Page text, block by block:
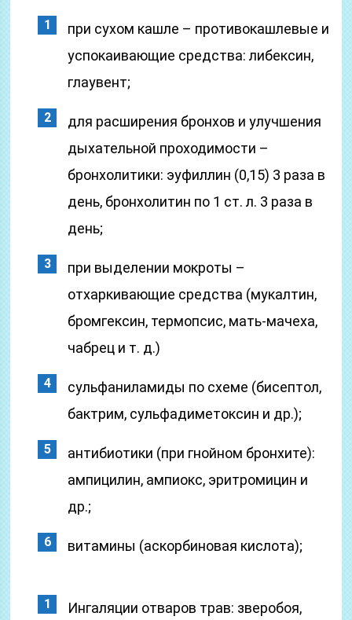
при сухом кашле – противокашлевые и
успокаивающие средства: либексин,
глаувент;
для расширения бронхов и улучшения
дыхательной проходимости –
бронхолитики: эуфиллин (0,15) 3 раза в
день, бронхолитин по 1 ст. л. 3 раза в
день;
при выделении мокроты –
отхаркивающие средства (мукалтин,
бромгексин, термопсис, мать-мачеха,
чабрец и т. д.)
сульфаниламиды по схеме (бисептол,
бактрим, сульфадиметоксин и др.);
антибиотики (при гнойном бронхите):
ампицилин, ампиокс, эритромицин и
др.;
витамины (аскорбиновая кислота);
Ингаляции отваров трав: зверобоя,